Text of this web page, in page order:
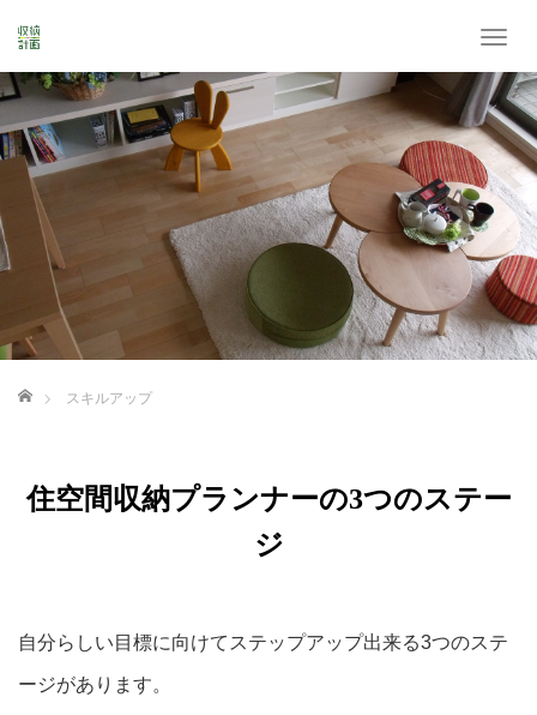
T
g
g
l
e
n
v
i
g
a
t
ホーム スキルアップ
住空間収納プランナーの3つのステー
ジ
自分らしい目標に向けてステップアップ出来る3つのステ
ージがあります。